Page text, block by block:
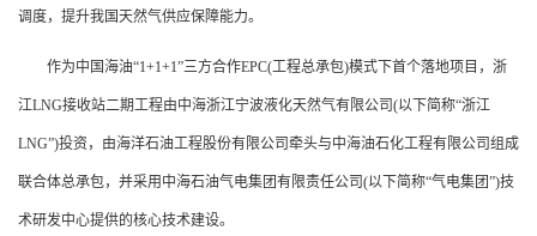
调度，提升我国天然气供应保障能力。
作为中国海油“1+1+1”三方合作EPC(工程总承包)模式下首个落地项目，浙
江LNG接收站二期工程由中海浙江宁波液化天然气有限公司(以下简称“浙江
LNG”)投资，由海洋石油工程股份有限公司牵头与中海油石化工程有限公司组成
联合体总承包，并采用中海石油气电集团有限责任公司(以下简称“气电集团”)技
术研发中心提供的核心技术建设。